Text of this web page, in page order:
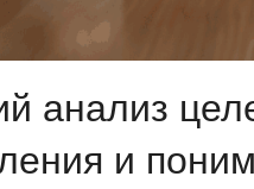
анализ
и